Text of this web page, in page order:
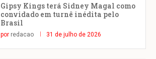
Gipsy Kings terá Sidney Magal como
convidado em turnê inédita pelo
Brasil
por redacao 31 de julho de 2026